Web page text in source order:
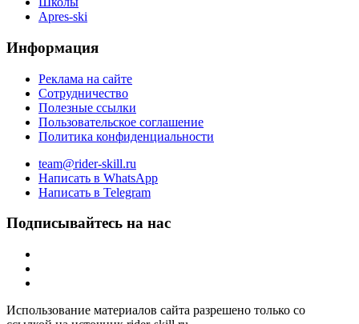
Apres-ski
Информация
Реклама на сайте
Сотрудничество
Полезные ссылки
Пользовательское соглашение
Политика конфиденциальности
team@rider-skill.ru
Написать в WhatsApp
Написать в Telegram
Подписывайтесь на нас
Использование материалов сайта разрешено только со